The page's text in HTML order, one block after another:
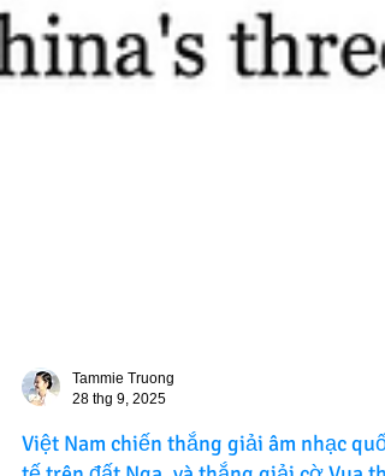
Tammie Truong
28 thg 9, 2025